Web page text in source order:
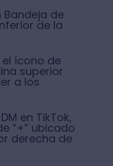
de
de la
ícono de
superior
a los
en TikTok,
“+” ubicado
derecha de